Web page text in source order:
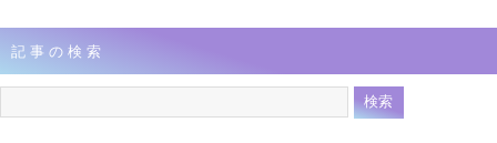
記事の検索